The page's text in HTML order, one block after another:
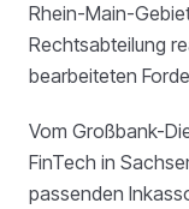
Rhein-Main-
Rechtsabteilung
bearbeiteten
Vom Großbank-
FinTech in
passenden